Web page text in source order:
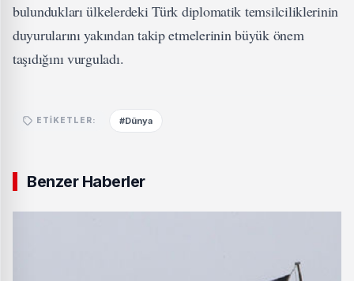
bulundukları ülkelerdeki Türk diplomatik temsilciliklerinin
duyurularını yakından takip etmelerinin büyük önem
taşıdığını vurguladı.
ETIKETLER: #Dünya
Benzer Haberler